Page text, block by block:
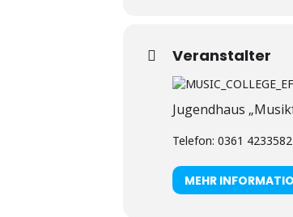
Veranstalter
Jugendhaus
Telefon: 0361
MEHR